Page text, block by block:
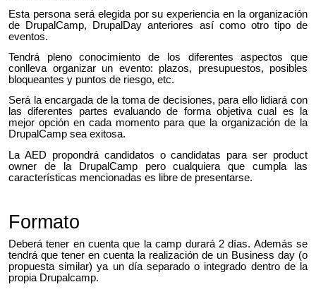
Esta persona será elegida por su experiencia en la organización
de DrupalCamp, DrupalDay anteriores así como otro tipo de
eventos.
Tendrá pleno conocimiento de los diferentes aspectos que
conlleva organizar un evento: plazos, presupuestos, posibles
bloqueantes y puntos de riesgo, etc.
Será la encargada de la toma de decisiones, para ello lidiará con
las diferentes partes evaluando de forma objetiva cual es la
mejor opción en cada momento para que la organización de la
DrupalCamp sea exitosa.
La AED propondrá candidatos o candidatas para ser product
owner de la DrupalCamp pero cualquiera que cumpla las
características mencionadas es libre de presentarse.
Formato
Deberá tener en cuenta que la camp durará2 días. Además se
tendrá que tener en cuenta la realización de un Business day (o
propuesta similar) ya un día separado o integrado dentro de la
propia Drupalcamp.